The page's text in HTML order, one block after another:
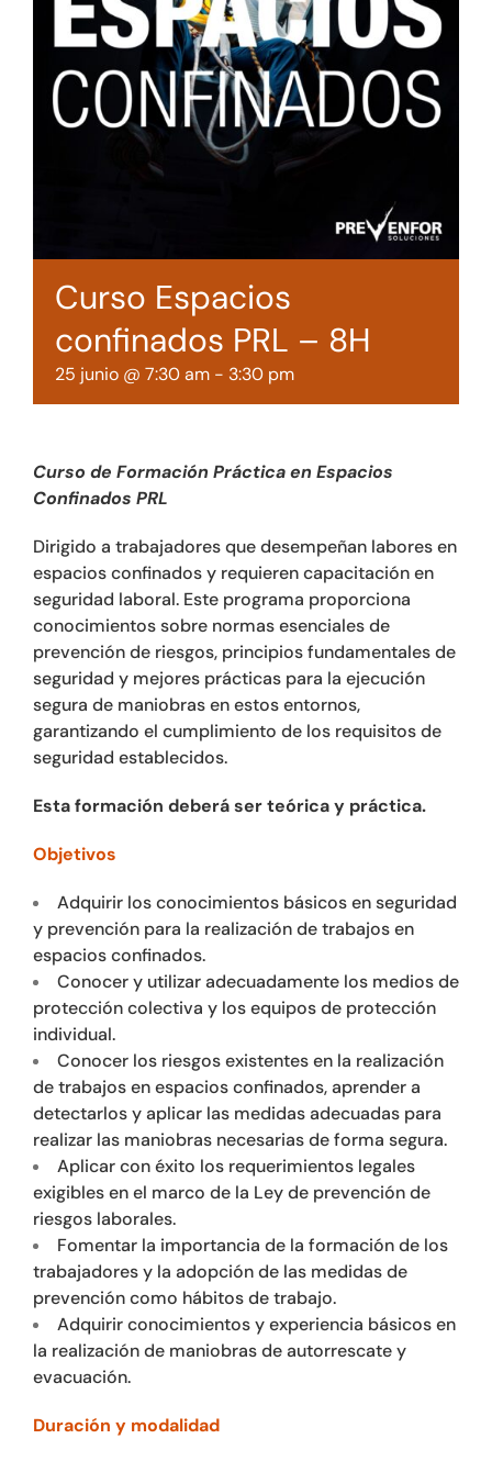
Tienda online
Contacto
Curso Espacios
confinados PRL – 8H
25 junio @ 7:30 am - 3:30 pm
Curso de Formación Práctica en Espacios
Confinados PRL
Dirigido a trabajadores que desempeñan labores en
espacios confinados y requieren capacitación en
seguridad laboral. Este programa proporciona
conocimientos sobre normas esenciales de
prevención de riesgos, principios fundamentales de
seguridad y mejores prácticas para la ejecución
segura de maniobras en estos entornos,
garantizando el cumplimiento de los requisitos de
seguridad establecidos.
Esta formación deberá ser teórica y práctica.
Objetivos
Adquirir los conocimientos básicos en seguridad
y prevención para la realización de trabajos en
espacios confinados.
Conocer y utilizar adecuadamente los medios de
protección colectiva y los equipos de protección
individual.
Conocer los riesgos existentes en la realización
de trabajos en espacios confinados, aprender a
detectarlos y aplicar las medidas adecuadas para
realizar las maniobras necesarias de forma segura.
Aplicar con éxito los requerimientos legales
exigibles en el marco de la Ley de prevención de
riesgos laborales.
Fomentar la importancia de la formación de los
trabajadores y la adopción de las medidas de
prevención como hábitos de trabajo.
Adquirir conocimientos y experiencia básicos en
la realización de maniobras de autorrescate y
evacuación.
Duración y modalidad